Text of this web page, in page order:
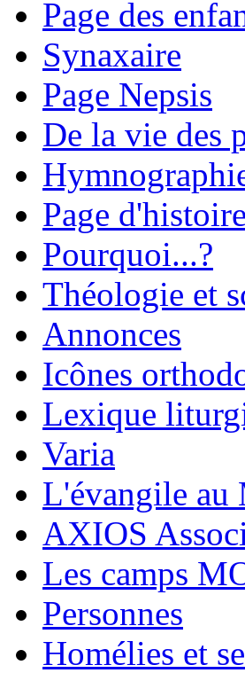
Page des
Synaxaire
Page Nepsis
De la vie des
Page d'histoire
Pourquoi...?
Théologie et
Annonces
Icônes
Lexique
Varia
L'évangile au
AXIOS
Les camps
Personnes
Homélies et